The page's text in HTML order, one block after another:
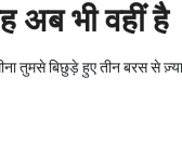
अब भी वहीं है
तुमसे बिछुड़े हुए तीन बरस से